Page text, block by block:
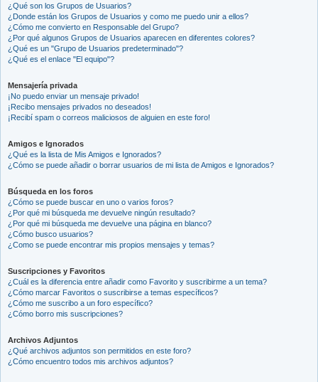
¿Qué son los Grupos de Usuarios?
¿Donde están los Grupos de Usuarios y como me puedo unir a ellos?
¿Cómo me convierto en Responsable del Grupo?
¿Por qué algunos Grupos de Usuarios aparecen en diferentes colores?
¿Qué es un "Grupo de Usuarios predeterminado"?
¿Qué es el enlace "El equipo"?
Mensajería privada
¡No puedo enviar un mensaje privado!
¡Recibo mensajes privados no deseados!
¡Recibí spam o correos maliciosos de alguien en este foro!
Amigos e Ignorados
¿Qué es la lista de Mis Amigos e Ignorados?
¿Cómo se puede añadir o borrar usuarios de mi lista de Amigos e Ignorados?
Búsqueda en los foros
¿Cómo se puede buscar en uno o varios foros?
¿Por qué mi búsqueda me devuelve ningún resultado?
¿Por qué mi búsqueda me devuelve una página en blanco?
¿Cómo busco usuarios?
¿Como se puede encontrar mis propios mensajes y temas?
Suscripciones y Favoritos
¿Cuál es la diferencia entre añadir como Favorito y suscribirme a un tema?
¿Cómo marcar Favoritos o suscribirse a temas específicos?
¿Cómo me suscribo a un foro específico?
¿Cómo borro mis suscripciones?
Archivos Adjuntos
¿Qué archivos adjuntos son permitidos en este foro?
¿Cómo encuentro todos mis archivos adjuntos?